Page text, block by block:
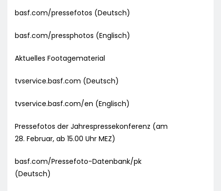
basf.com/pressefotos (Deutsch)
basf.com/pressphotos (Englisch)
Aktuelles Footagematerial
tvservice.basf.com (Deutsch)
tvservice.basf.com/en (Englisch)
Pressefotos der Jahrespressekonferenz (am
28. Februar, ab 15.00 Uhr MEZ)
basf.com/Pressefoto-Datenbank/pk
(Deutsch)